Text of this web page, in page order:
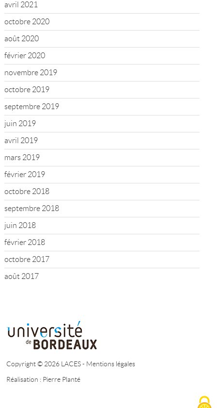
avril 2021
octobre 2020
août 2020
février 2020
novembre 2019
octobre 2019
septembre 2019
juin 2019
avril 2019
mars 2019
février 2019
octobre 2018
septembre 2018
juin 2018
février 2018
octobre 2017
août 2017
Copyright © 2026 LACES - Mentions légales
Réalisation : Pierre Planté